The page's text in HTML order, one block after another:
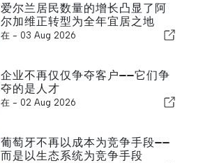
爱尔兰居民数量的增长凸显了阿
尔加维正转型为全年宜居之地
在 - 03 Aug 2026
企业不再仅仅争夺客户——它们争
夺的是人才
在 - 02 Aug 2026
葡萄牙不再以成本为竞争手段——
而是以生态系统为竞争手段